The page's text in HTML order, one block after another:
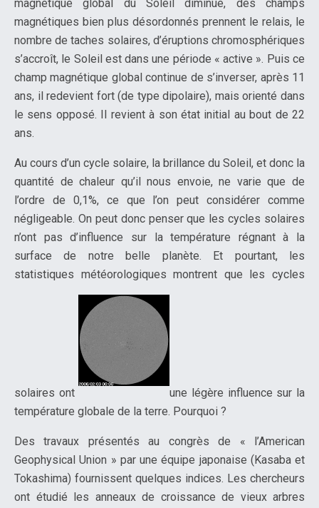
magnétique global du Soleil diminue, des champs
magnétiques bien plus désordonnés prennent le relais, le
nombre de taches solaires, d’éruptions chromosphériques
s’accroît, le Soleil est dans une période « active ». Puis ce
champ magnétique global continue de s’inverser, après 11
ans, il redevient fort (de type dipolaire), mais orienté dans
le sens opposé. Il revient à son état initial au bout de 22
ans.
Au cours d’un cycle solaire, la brillance du Soleil, et donc la
quantité de chaleur qu’il nous envoie, ne varie que de
l’ordre de 0,1%, ce que l’on peut considérer comme
négligeable. On peut donc penser que les cycles solaires
n’ont pas d’influence sur la température régnant à la
surface de notre belle planète. Et pourtant, les
statistiques météorologiques montrent que les cycles
solaires ont
une légère influence sur la
température globale de la terre. Pourquoi ?
Des travaux présentés au congrès de « l’American
Geophysical Union » par une équipe japonaise (Kasaba et
Tokashima) fournissent quelques indices. Les chercheurs
ont étudié les anneaux de croissance de vieux arbres